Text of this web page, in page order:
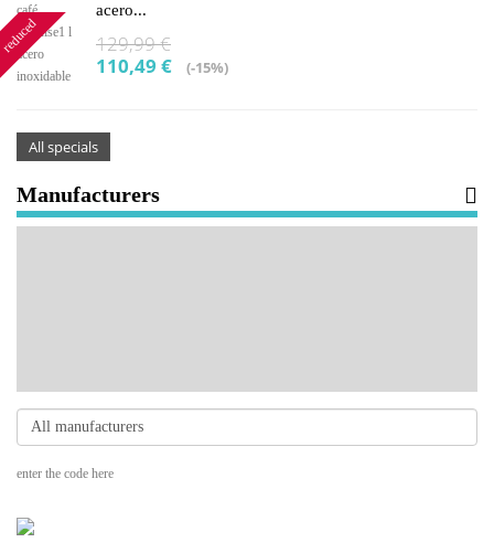
acero...
129,99 €
110,49 €
(-15%)
All specials
Manufacturers
enter the code here